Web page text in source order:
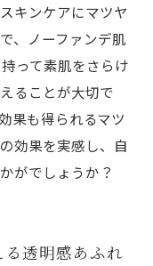
キンケアにマツヤ
、ノーファンデ肌
って素肌をさらけ
ることが大切で
果も得られるマツ
効果を実感し、自
がでしょうか？
透明感あふれ